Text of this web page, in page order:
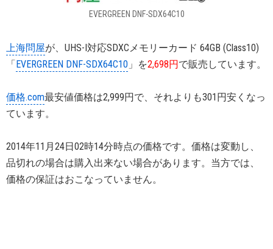
EVERGREEN DNF-SDX64C10
上海問屋が、UHS-I対応SDXCメモリーカード 64GB (Class10)
「EVERGREEN DNF-SDX64C10 」を2,698円で販売しています。
価格.com最安値価格は2,999円で、それよりも301円安くなっ
ています。
2014年11月24日02時14分時点の価格です。価格は変動し、
品切れの場合は購入出来ない場合があります。当方では、
価格の保証はおこなっていません。